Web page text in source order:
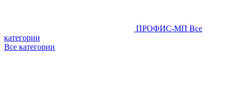
ПРОФИС-МП Все
категории
Все категории